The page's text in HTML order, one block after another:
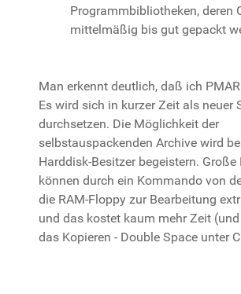
Programmbibliotheken, deren
mittelmäßig bis gut gepackt
Man erkennt deutlich, daß ich
Es wird sich in kurzer Zeit als neuer
durchsetzen. Die Möglichkeit der
selbstauspackenden Archive wird
Harddisk-Besitzer begeistern.
können durch ein Kommando von
die RAM-Floppy zur Bearbeitung
und das kostet kaum mehr Zeit
das Kopieren - Double Space unter